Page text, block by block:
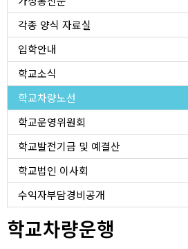
알림마당
학생활동
진학진로
학교도서실
유치원
각종 양식 자료실
입학안내
학교소식
학교차량노선
학교운영위원회
학교발전기금 및 예결산
학교법인 이사회
수익자부담경비공개
학교차량운행